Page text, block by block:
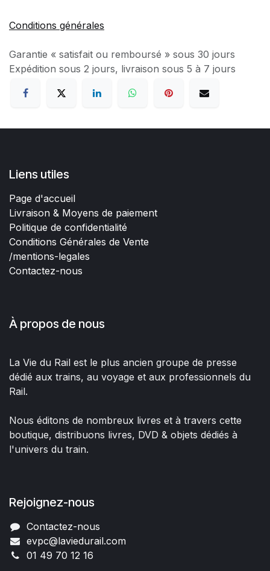
Conditions générales
Garantie « satisfait ou remboursé » sous 30 jours
Expédition sous 2 jours, livraison sous 5 à 7 jours
Liens utiles
Page d'accueil
Livraison & Moyens de paiement
Politique de confidentialité
Conditions Générales de Vente
/mentions-legales
Contactez-nous
À propos de nous
La Vie du Rail est le plus ancien groupe de presse
dédié aux trains, au voyage et aux professionnels du
Rail.
Nous éditons de nombreux livres et à travers cette
boutique, distribuons livres, DVD & objets dédiés à
l'univers du train.
Rejoignez-nous
Contactez-nous
evpc@laviedurail.com
01 49 70 12 16